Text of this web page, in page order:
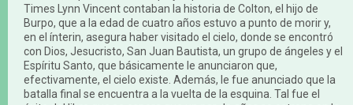
Times Lynn Vincent contaban la historia de Colton, el hijo de
Burpo, que a la edad de cuatro años estuvo a punto de morir y,
en el ínterin, asegura haber visitado el cielo, donde se encontró
con Dios, Jesucristo, San Juan Bautista, un grupo de ángeles y el
Espíritu Santo, que básicamente le anunciaron que,
efectivamente, el cielo existe. Además, le fue anunciado que la
batalla final se encuentra a la vuelta de la esquina. Tal fue el